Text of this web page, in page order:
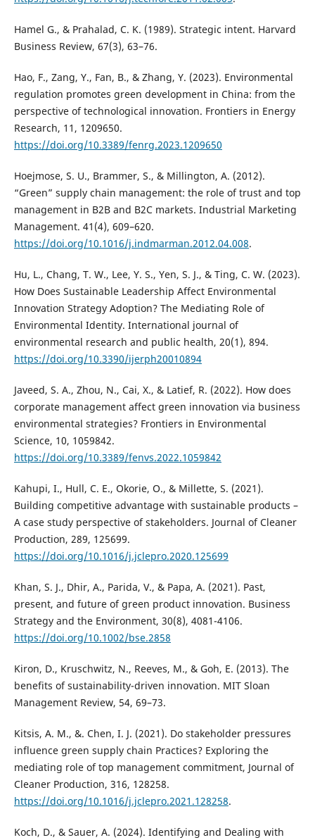
Hamel G., & Prahalad, C. K. (1989). Strategic intent. Harvard
Business Review, 67(3), 63–76.
Hao, F., Zang, Y., Fan, B., & Zhang, Y. (2023). Environmental
regulation promotes green development in China: from the
perspective of technological innovation. Frontiers in Energy
Research, 11, 1209650.
https://doi.org/10.3389/fenrg.2023.1209650
Hoejmose, S. U., Brammer, S., & Millington, A. (2012).
“Green” supply chain management: the role of trust and top
management in B2B and B2C markets. Industrial Marketing
Management. 41(4), 609–620.
https://doi.org/10.1016/j.indmarman.2012.04.008.
Hu, L., Chang, T. W., Lee, Y. S., Yen, S. J., & Ting, C. W. (2023).
How Does Sustainable Leadership Affect Environmental
Innovation Strategy Adoption? The Mediating Role of
Environmental Identity. International journal of
environmental research and public health, 20(1), 894.
https://doi.org/10.3390/ijerph20010894
Javeed, S. A., Zhou, N., Cai, X., & Latief, R. (2022). How does
corporate management affect green innovation via business
environmental strategies? Frontiers in Environmental
Science, 10, 1059842.
https://doi.org/10.3389/fenvs.2022.1059842
Kahupi, I., Hull, C. E., Okorie, O., & Millette, S. (2021).
Building competitive advantage with sustainable products –
A case study perspective of stakeholders. Journal of Cleaner
Production, 289, 125699.
https://doi.org/10.1016/j.jclepro.2020.125699
Khan, S. J., Dhir, A., Parida, V., & Papa, A. (2021). Past,
present, and future of green product innovation. Business
Strategy and the Environment, 30(8), 4081-4106.
https://doi.org/10.1002/bse.2858
Kiron, D., Kruschwitz, N., Reeves, M., & Goh, E. (2013). The
benefits of sustainability-driven innovation. MIT Sloan
Management Review, 54, 69–73.
Kitsis, A. M., &. Chen, I. J. (2021). Do stakeholder pressures
influence green supply chain Practices? Exploring the
mediating role of top management commitment, Journal of
Cleaner Production, 316, 128258.
https://doi.org/10.1016/j.jclepro.2021.128258.
Koch, D., & Sauer, A. (2024). Identifying and Dealing with